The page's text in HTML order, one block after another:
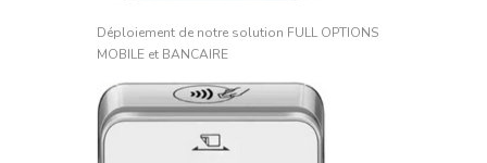
Déploiement de notre solution FULL OPTIONS
MOBILE et BANCAIRE